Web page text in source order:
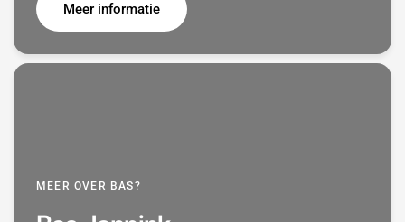
Meer informatie
MEER OVER BAS?